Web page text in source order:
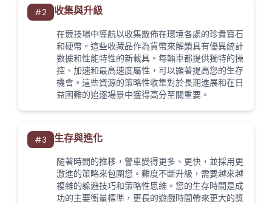
#2 收集與升級
在競技場中導航以收集散佈在環境各處的珍貴寶石
和硬幣。這些收藏品作為貨幣來解鎖具有優異統計
數據和性能特性的新載具。每輛車都提供獨特的操
控、加速和最高速度屬性，可以顯著提高您的生存
機會。這些資源的策略性收集對於長期進展和在日
益困難的追逐場景中獲得高分至關重要。
#3 生存與進化
隨著時間的推移，警車變得更多、更快，並採用更
激進的策略來包圍您。難度不斷升級，需要越來越
複雜的躲避技巧和策略性思維。您的生存時間是成
功的主要衡量標準，更長的遊戲時間帶來更大的獎